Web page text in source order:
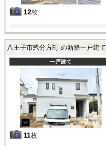
12枚
八王子市弐分方町 の新築一戸建て
一戸建て
11枚